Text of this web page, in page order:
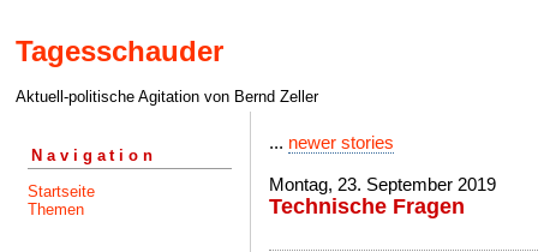
Tagesschauder
Aktuell-politische Agitation von Bernd Zeller
Navigation
Startseite
Themen
... newer stories
Montag, 23. September 2019
Technische Fragen